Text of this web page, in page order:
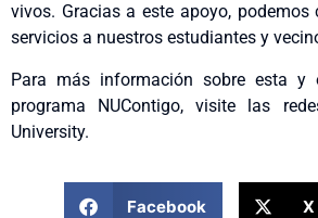
vivos. Gracias a este apoyo, podemos
servicios a nuestros estudiantes y
Para más información sobre esta y
programa NUContigo, visite las
University.
Facebook